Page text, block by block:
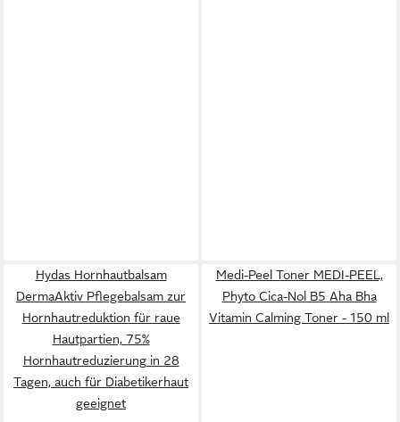
Hydas Hornhautbalsam
DermaAktiv Pflegebalsam zur
Hornhautreduktion für raue
Hautpartien, 75%
Hornhautreduzierung in 28
Tagen, auch für Diabetikerhaut
geeignet
Medi-Peel Toner MEDI-PEEL,
Phyto Cica-Nol B5 Aha Bha
Vitamin Calming Toner - 150 ml